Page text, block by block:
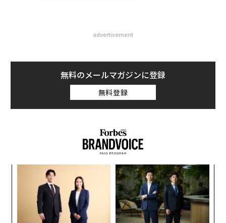
advertisement
無料のメールマガジンに登録
無料登録